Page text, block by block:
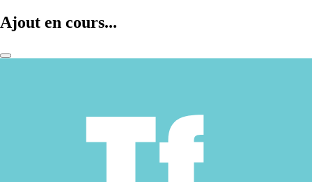
Ajout en cours...